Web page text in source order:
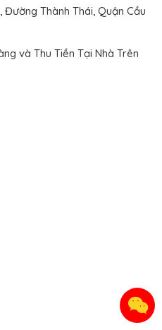
Đường Thành Thái, Quận Cầu
và Thu Tiền Tại Nhà Trên